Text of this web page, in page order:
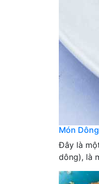
Món
Đây là
dông), là